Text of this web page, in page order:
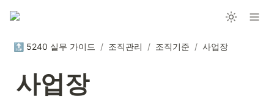
🔝 5240 실무 가이드 / 조직관리 / 조직기준 / 사업장
사업장